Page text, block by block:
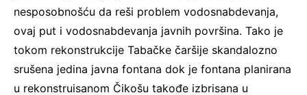
nesposobnošću da reši problem vodosnabdevanja,
ovaj put i vodosnabdevanja javnih površina. Tako je
tokom rekonstrukcije Tabačke čaršije skandalozno
srušena jedina javna fontana dok je fontana planirana
u rekonstruisanom Čikošu takođe izbrisana u